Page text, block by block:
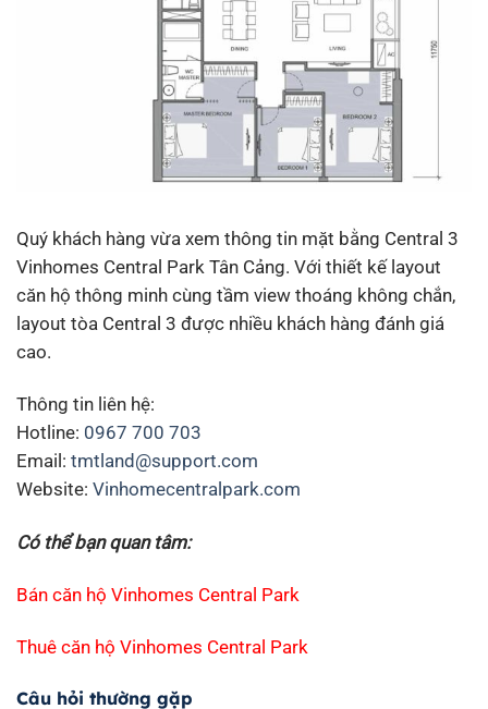
Quý khách hàng vừa xem thông tin mặt bằng Central 3
Vinhomes Central Park Tân Cảng. Với thiết kế layout
căn hộ thông minh cùng tầm view thoáng không chắn,
layout tòa Central 3 được nhiều khách hàng đánh giá
cao.
Thông tin liên hệ:
Hotline: 0967 700 703
Email: tmtland@support.com
Website: Vinhomecentralpark.com
Có thể bạn quan tâm:
Bán căn hộ Vinhomes Central Park
Thuê căn hộ Vinhomes Central Park
Câu hỏi thường gặp